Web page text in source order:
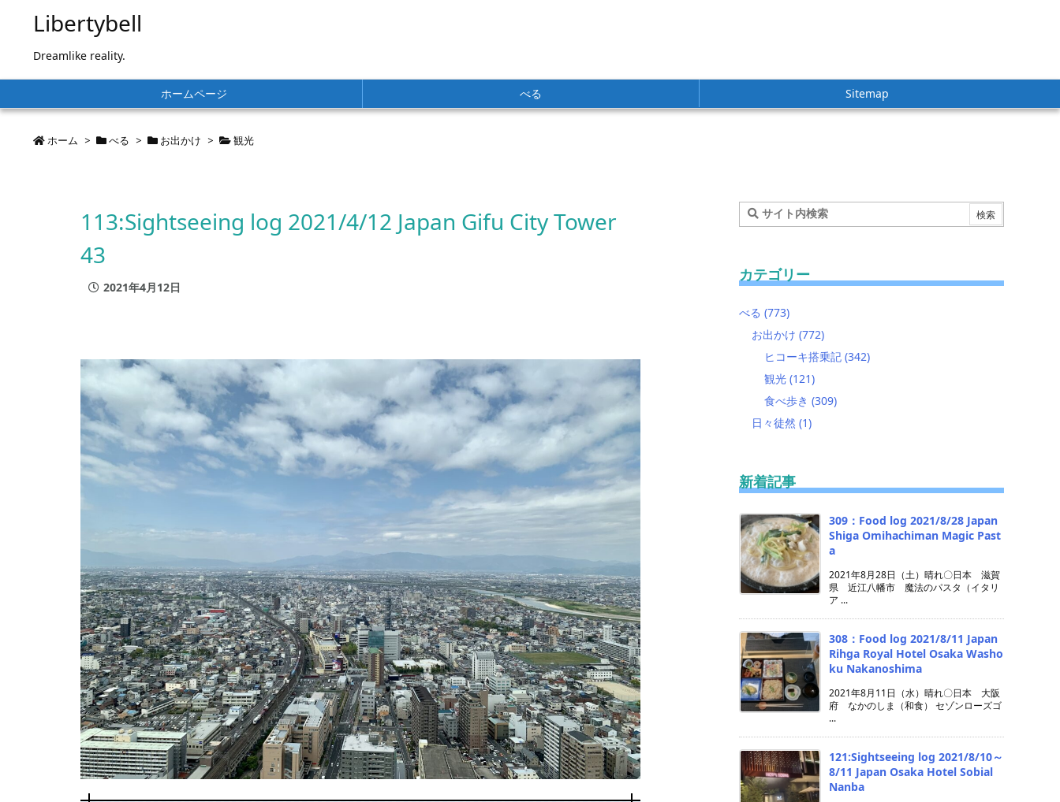
Libertybell
Dreamlike reality.
ホームページ べる Sitemap
ホーム > べる > お出かけ > 観光
113:Sightseeing log 2021/4/12 Japan Gifu City Tower
43
2021年4月12日
カテゴリー
べる (773)
お出かけ (772)
ヒコーキ搭乗記 (342)
観光 (121)
食べ歩き (309)
日々徒然 (1)
新着記事
309：Food log 2021/8/28 Japan
Shiga Omihachiman Magic Past
a
2021年8月28日（土）晴れ〇日本 滋賀
県 近江八幡市 魔法のパスタ（イタリ
ア ...
308：Food log 2021/8/11 Japan
Rihga Royal Hotel Osaka Washo
ku Nakanoshima
2021年8月11日（水）晴れ〇日本 大阪
府 なかのしま（和食） セゾンローズゴ
...
121:Sightseeing log 2021/8/10～
8/11 Japan Osaka Hotel Sobial
Nanba